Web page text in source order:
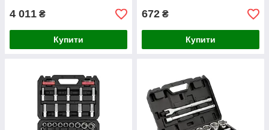
4 011 ₴
Купити
672 ₴
Купити